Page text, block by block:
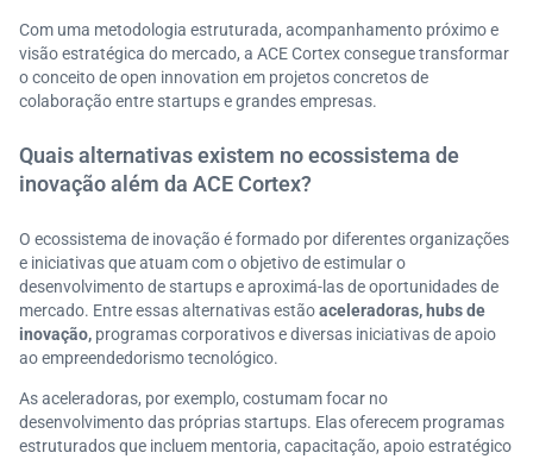
Com uma metodologia estruturada, acompanhamento próximo e
visão estratégica do mercado, a ACE Cortex consegue transformar
o conceito de open innovation em projetos concretos de
colaboração entre startups e grandes empresas.
Quais alternativas existem no ecossistema de
inovação além da ACE Cortex?
O ecossistema de inovação é formado por diferentes organizações
e iniciativas que atuam com o objetivo de estimular o
desenvolvimento de startups e aproximá-las de oportunidades de
mercado. Entre essas alternativas estãoaceleradoras, hubs de
inovação, programas corporativos e diversas iniciativas de apoio
ao empreendedorismo tecnológico.
As aceleradoras, por exemplo, costumam focar no
desenvolvimento das próprias startups. Elas oferecem programas
estruturados que incluem mentoria, capacitação, apoio estratégico